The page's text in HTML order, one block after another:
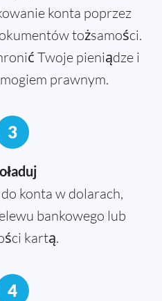
konta poprzez
tożsamości.
Twoje pieniądze i
prawnym.
3
konta w dolarach,
bankowego lub
kartą.
4